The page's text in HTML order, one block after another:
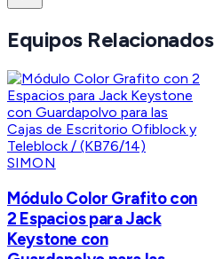
Equipos Relacionados
SIMON
Módulo Color Grafito con
2 Espacios para Jack
Keystone con